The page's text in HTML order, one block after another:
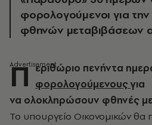
φορολογούμενοι για
φθηνών μεταβιβάσεων
Π εριθώριο πενήντα
φορολογούμενους για
να ολοκληρώσουν φθηνές
Το υπουργείο Οικονομικών θα